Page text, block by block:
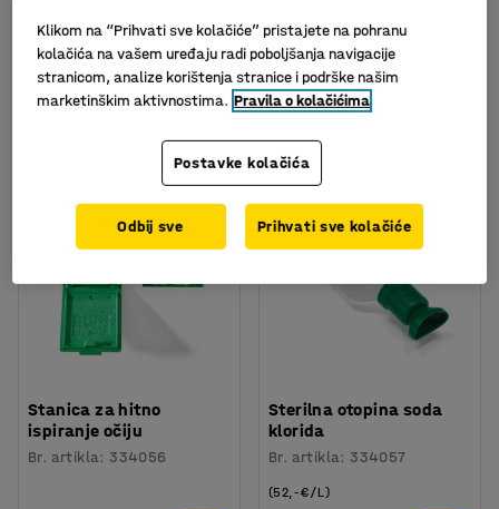
Filtri Sortiraj
Stanica za hitno
ispiranje očiju
Br. artikla:334056
Sterilna otopina soda
klorida
Br. artikla:334057
(52,- €/L)
Klikom na “Prihvati sve kolačiće” pristajete na pohranu
kolačića na vašem uređaju radi poboljšanja navigacije
stranicom, analize korištenja stranice i podrške našim
marketinškim aktivnostima. Pravila o kolačićima
Postavke kolačića
Odbij sve Prihvati sve kolačiće